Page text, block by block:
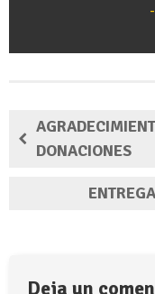
DONACIONES
Deja un